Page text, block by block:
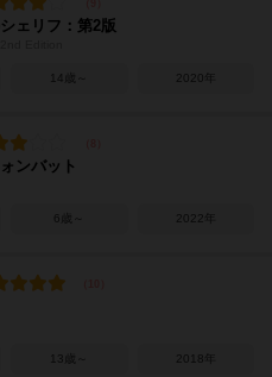
ェリフ：第2版
14歳～ 2020年
ンバット
6歳～ 2022年
13歳～ 2018年